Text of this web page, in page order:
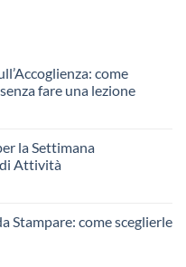
come
fare una lezione
la Settimana
di Attività
Stampare: come sceglierle